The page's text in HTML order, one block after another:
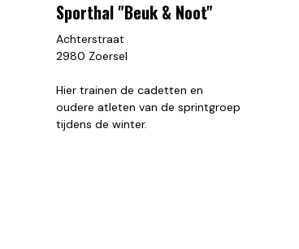
Sporthal "Beuk & Noot"
Achterstraat
2980 Zoersel
Hier trainen de cadetten en
oudere atleten van de sprintgroep
tijdens de winter.